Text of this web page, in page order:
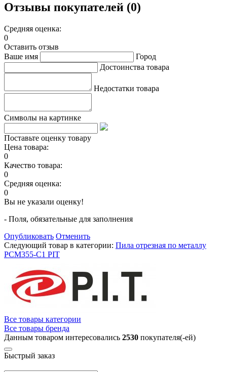
Отзывы покупателей (0)
Средняя оценка:
0
Оставить отзыв
Ваше имя
Город
Достоинства товара
Недостатки товара
Символы на картинке
Поставьте оценку товару
Цена товара:
0
Качество товара:
0
Средняя оценка:
0
Вы не указали оценку!
- Поля, обязательные для заполнения
Опубликовать Отменить
Следующий товар в категории: Пила отрезная по металлу
РСМ355-C1 PIT
Все товары категории
Все товары бренда
Данным товаром интересовались 2530 покупателя(-ей)
Быстрый заказ